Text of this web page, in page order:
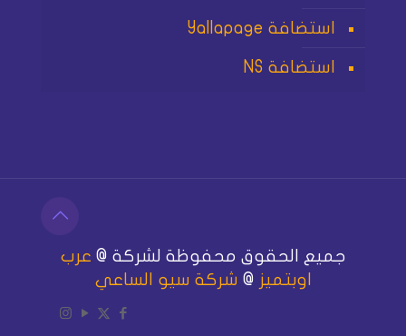
استضافة Yallapage
استضافة NS
جميع الحقوق محفوظة لشركة @ عرب
اوبتميز @ شركة سيو الساعي